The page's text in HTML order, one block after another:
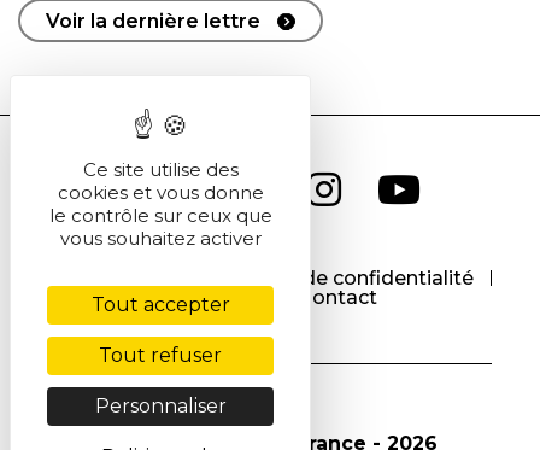
Voir la dernière lettre
Politique de confidentialité
Cookies
Contact
© Société Chimique de France - 2026
Ce site utilise des
cookies et vous donne
le contrôle sur ceux que
vous souhaitez activer
Tout accepter
Tout refuser
Personnaliser